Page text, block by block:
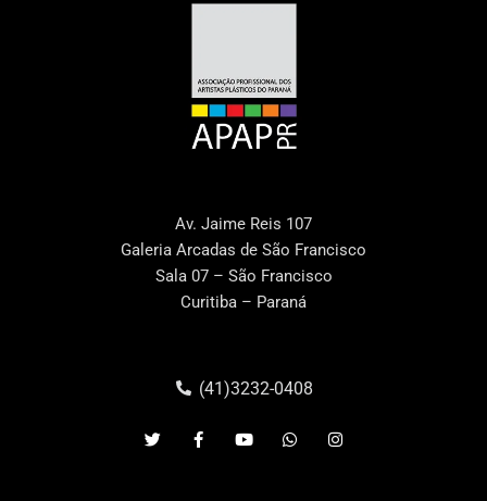
Av. Jaime Reis 107
Galeria Arcadas de São Francisco
Sala 07 – São Francisco
Curitiba – Paraná
(41)3232-0408